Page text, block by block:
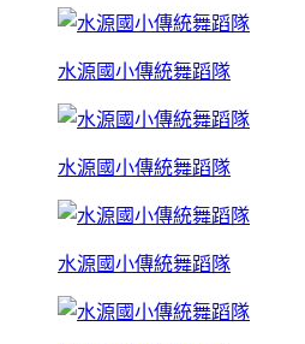
水源國小傳統舞蹈隊
水源國小傳統舞蹈隊
水源國小傳統舞蹈隊